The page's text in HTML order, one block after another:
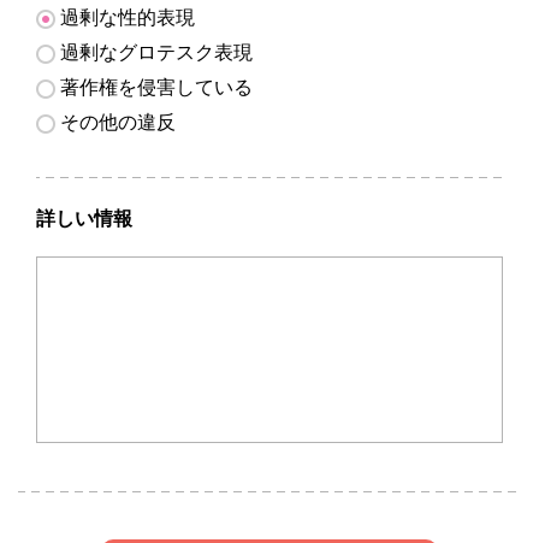
過剰な性的表現
過剰なグロテスク表現
著作権を侵害している
その他の違反
詳しい情報